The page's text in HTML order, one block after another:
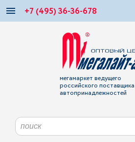
+7 (495) 36-36-678
мегамаркет ведущего
российского поставщика
автопринадлежностей